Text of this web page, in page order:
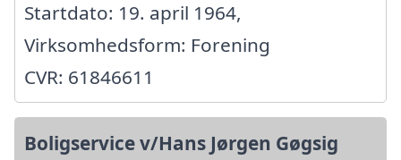
Startdato: 19. april 1964,
Virksomhedsform: Forening
CVR: 61846611
Boligservice v/Hans Jørgen Gøgsig